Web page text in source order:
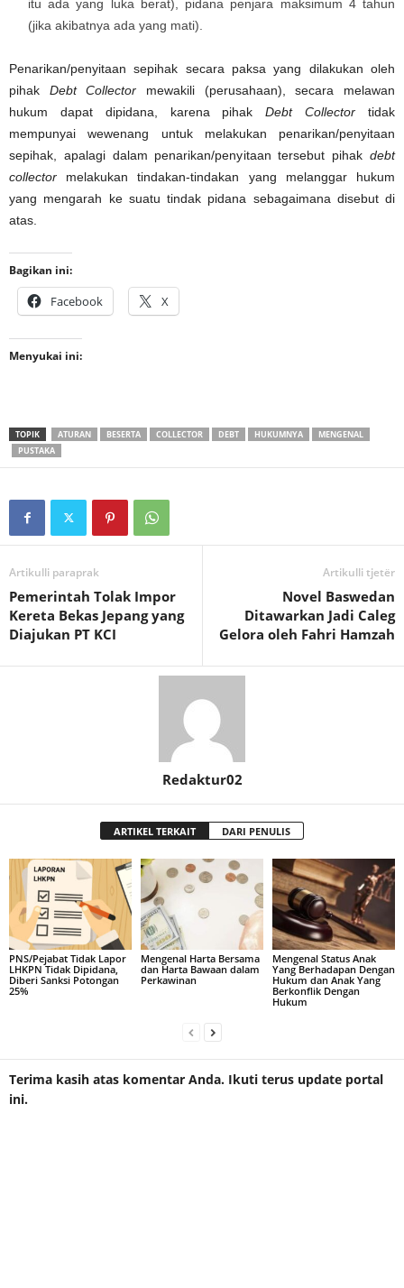
itu ada yang luka berat), pidana penjara maksimum 4 tahun
(jika akibatnya ada yang mati).
Penarikan/penyitaan sepihak secara paksa yang dilakukan oleh
pihak Debt Collector mewakili (perusahaan), secara melawan
hukum dapat dipidana, karena pihakDebt Collector tidak
mempunyai wewenang untuk melakukan penarikan/penyitaan
sepihak, apalagi dalam penarikan/penyitaan tersebut pihak debt
collector melakukan tindakan-tindakan yang melanggar hukum
yang mengarah ke suatu tindak pidana sebagaimana disebut di
atas.
Bagikan ini:
Facebook X
Menyukai ini:
TOPIK ATURAN BESERTA COLLECTOR DEBT HUKUMNYA
MENGENAL
PUSTAKA
Artikulli paraprak
Pemerintah Tolak Impor
Kereta Bekas Jepang yang
Diajukan PT KCI
Artikulli tjetër
Novel Baswedan
Ditawarkan Jadi Caleg
Gelora oleh Fahri Hamzah
Redaktur02
ARTIKEL TERKAIT DARI PENULIS
PNS/Pejabat Tidak Lapor
LHKPN Tidak Dipidana,
Diberi Sanksi Potongan
25%
Mengenal Harta Bersama
dan Harta Bawaan dalam
Perkawinan
Mengenal Status Anak
Yang Berhadapan Dengan
Hukum dan Anak Yang
Berkonflik Dengan
Hukum
Terima kasih atas komentar Anda. Ikuti terus update portal
ini.